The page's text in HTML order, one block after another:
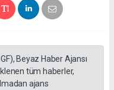
Beyaz Haber Ajansı
tüm haberler,
ajans